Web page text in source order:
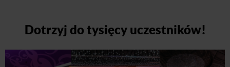
Dotrzyj do tysięcy uczestników!